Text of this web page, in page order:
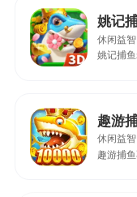
休闲益智
休闲益智